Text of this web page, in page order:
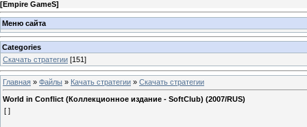
[Empire GameS]
Меню сайта
Categories
Скачать стратегии [151]
Главная » Файлы » Качать стратегии » Скачать стратегии
World in Conflict (Коллекционное издание - SoftClub) (2007/RUS)
[ ]